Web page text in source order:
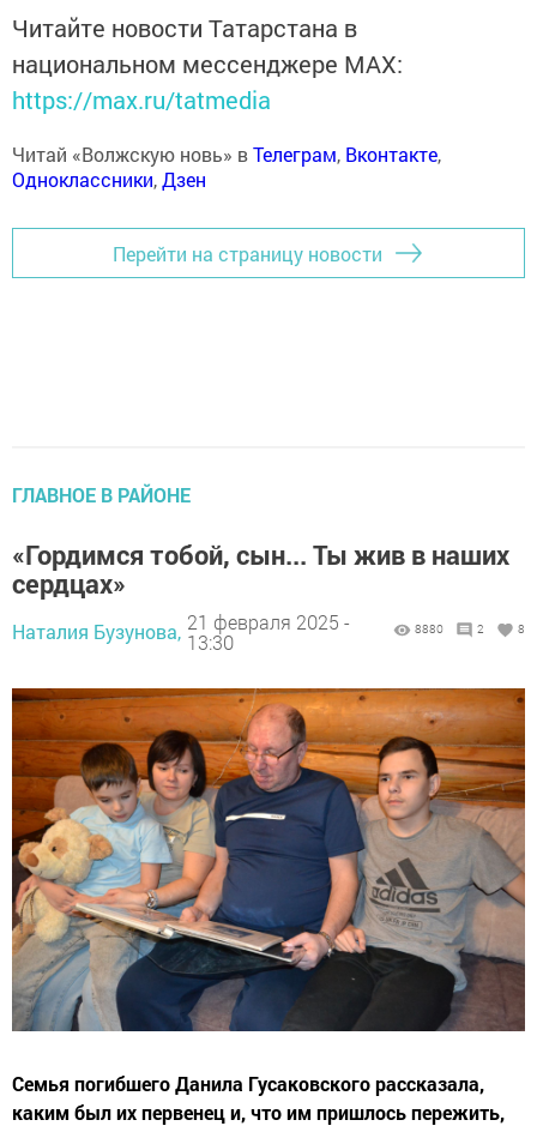
Читайте новости Татарстана в
национальном мессенджере MАХ:
https://max.ru/tatmedia
Читай «Волжскую новь» вТелеграм, Вконтакте,
Одноклассники,Дзен
Перейти на страницу новости
ГЛАВНОЕ В РАЙОНЕ
«Гордимся тобой, сын... Ты жив в наших
сердцах»
Наталия Бузунова, 21 февраля 2025 -
13:30
8880 2 8
Семья погибшего Данила Гусаковского рассказала,
каким был их первенец и, что им пришлось пережить,